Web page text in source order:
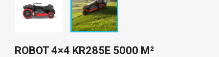
ROBOT 4×4 KR285E 5000 M²